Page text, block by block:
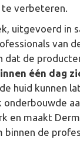
te verbeteren.
uitgevoerd in
van
dat de
één dag
huid kunnen
onderbouwde
en maakt
binnen de